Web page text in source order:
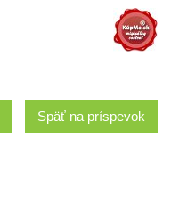
Späť na príspevok